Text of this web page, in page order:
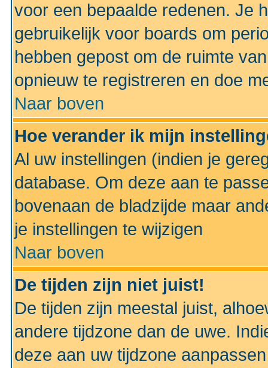
voor een bepaalde redenen. Je
gebruikelijk voor boards om
hebben gepost om de ruimte
opnieuw te registreren en doe
Naar boven
Hoe verander ik mijn
Al uw instellingen (indien je
database. Om deze aan te
bovenaan de bladzijde maar
je instellingen te wijzigen
Naar boven
De tijden zijn niet juist!
De tijden zijn meestal juist,
andere tijdzone dan de uwe.
deze aan uw tijdzone